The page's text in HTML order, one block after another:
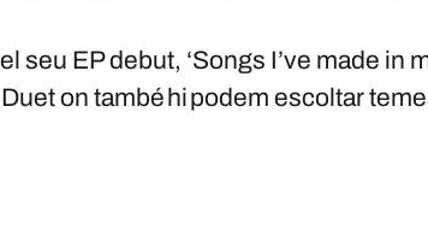
seu EP debut, ‘Songs I’ve made in
on també hi podem escoltar